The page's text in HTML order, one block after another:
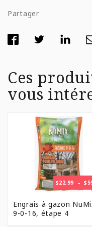
Partager
Ces
vous
$22,99 – $
Engrais à gazon
9-0-16, étape 4